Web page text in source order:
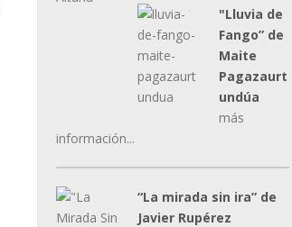
"Lluvia de
Fango” de
Maite
Pagazaurt
undúa
más
información...
“La mirada sin ira” de
Javier Rupérez